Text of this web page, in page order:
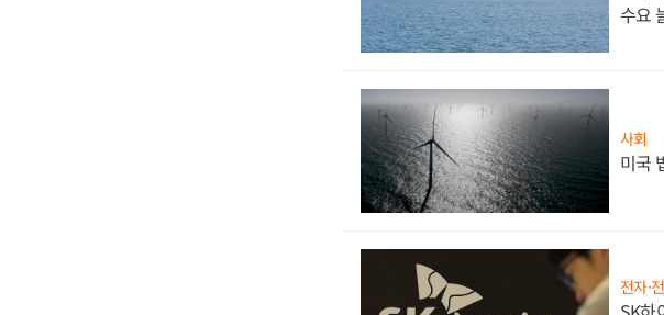
수요
사회
미국
전자·